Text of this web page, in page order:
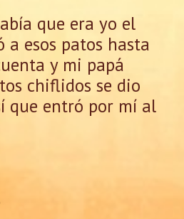
que era yo el
a esos patos hasta
y mi papá
chiflidos se dio
que entró por mí al